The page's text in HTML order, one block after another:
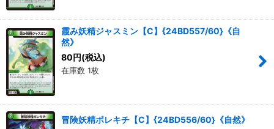
霞み妖精ジャスミン【C】{24BD557/60}《自
然》
80円(税込)
在庫数 1枚
冒険妖精ポレキチ【C】{24BD556/60}《自然》